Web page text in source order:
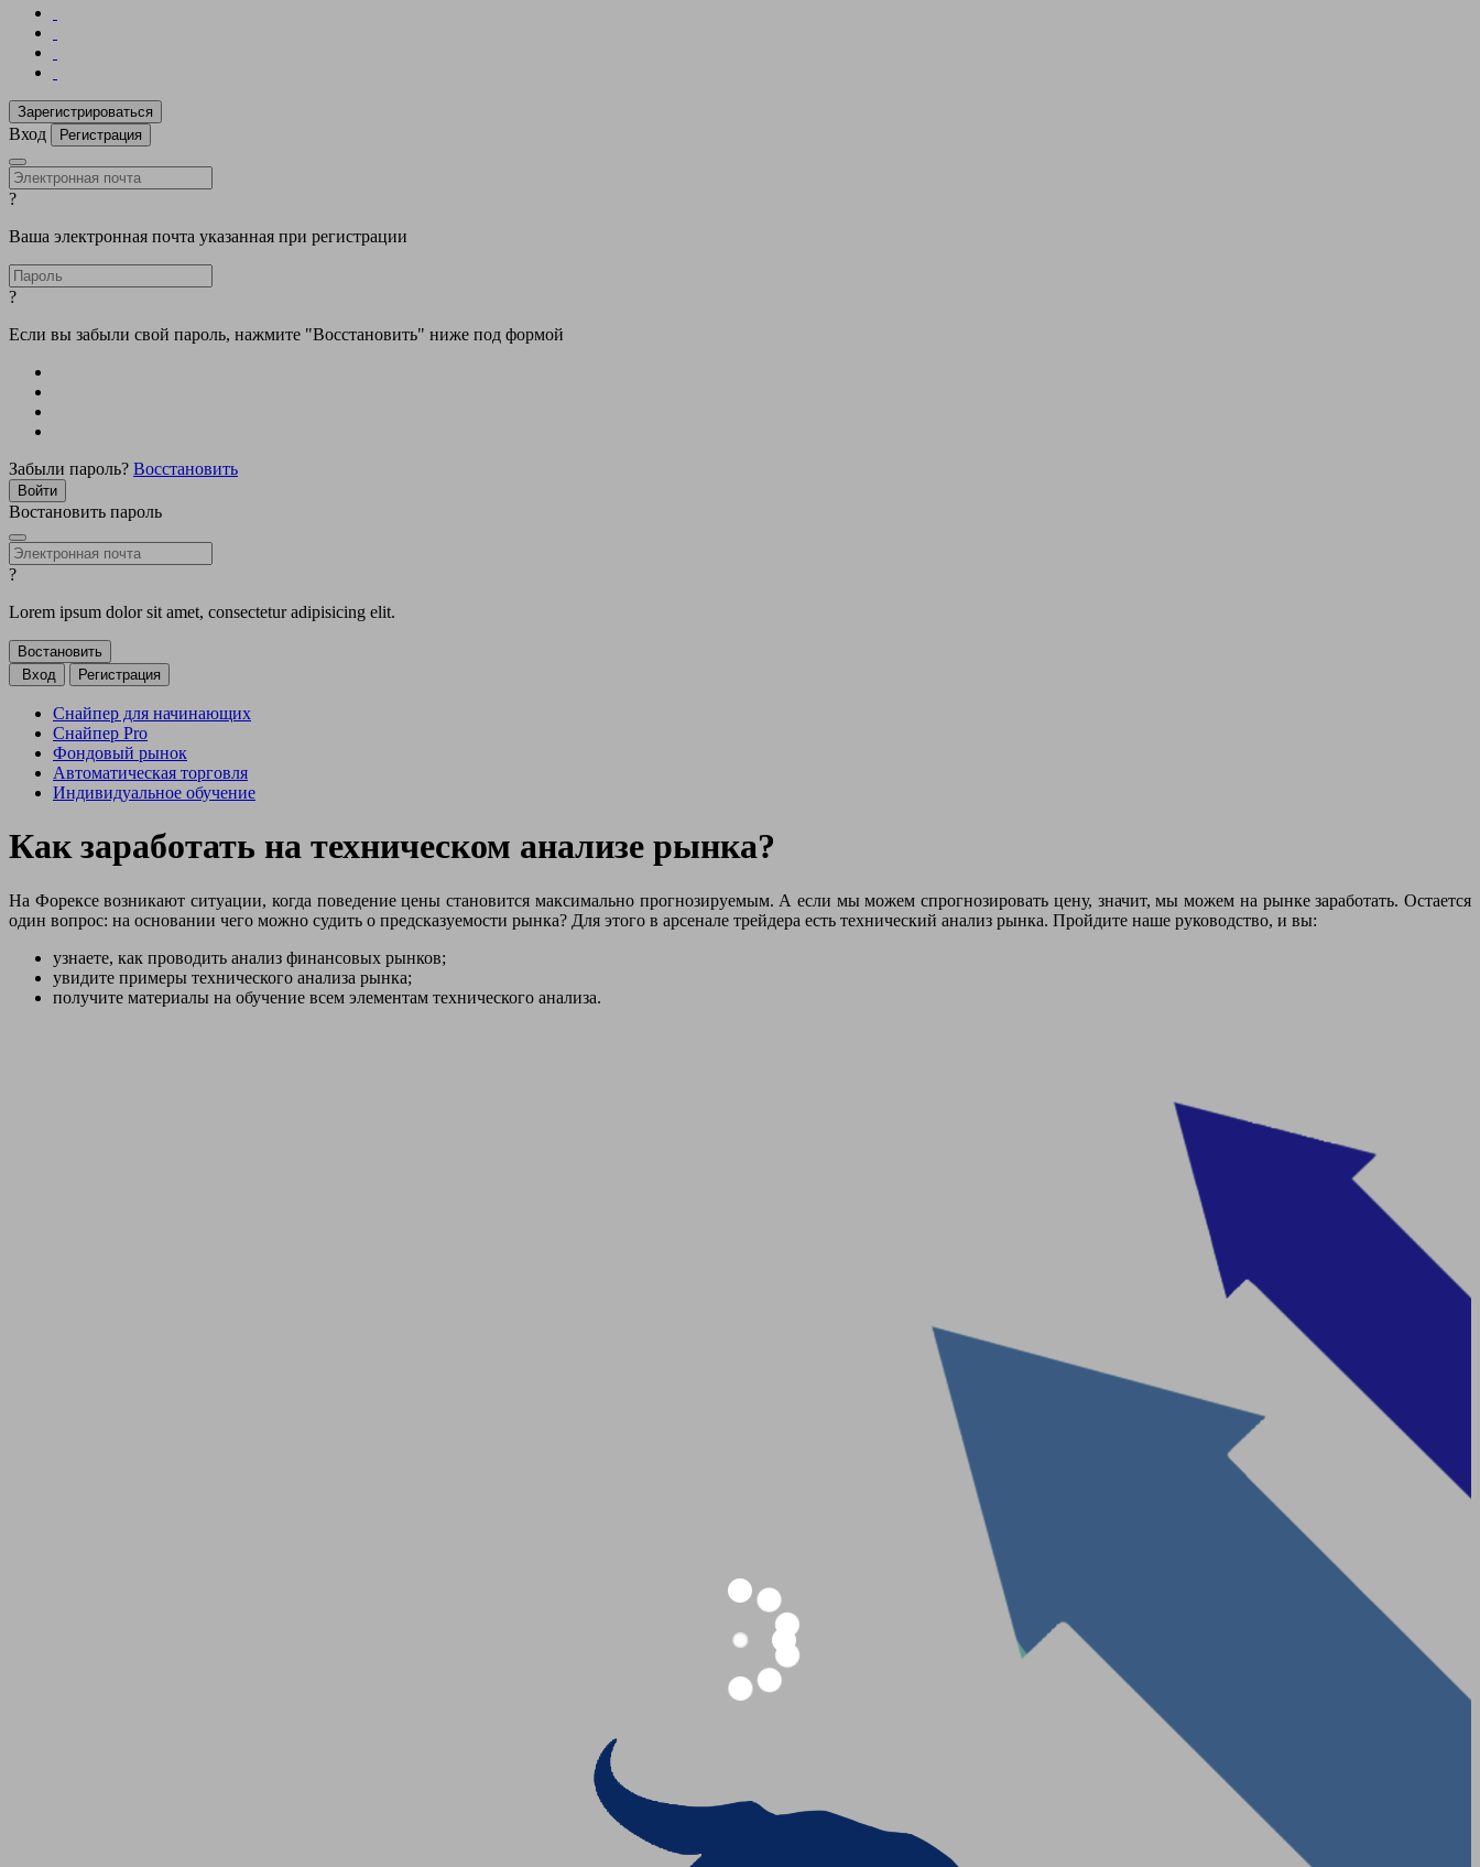
Вход Регистрация
?
Ваша электронная почта указанная при регистрации
?
Если вы забыли свой пароль, нажмите "Восстановить" ниже под формой
Забыли пароль? Восстановить
Востановить пароль
?
Lorem ipsum dolor sit amet, consectetur adipisicing elit.
Вход Регистрация
Снайпер для начинающих
Снайпер Pro
Фондовый рынок
Автоматическая торговля
Индивидуальное обучение
Как заработать на техническом анализе рынка?
На Форексе возникают ситуации, когда поведение цены становится максимально прогнозируемым. А если мы можем спрогнозировать цену, значит, мы можем на рынке заработать. Остается
один вопрос: на основании чего можно судить о предсказуемости рынка? Для этого в арсенале трейдера есть технический анализ рынка. Пройдите наше руководство, и вы:
узнаете, как проводить анализ финансовых рынков;
увидите примеры технического анализа рынка;
получите материалы на обучение всем элементам технического анализа.